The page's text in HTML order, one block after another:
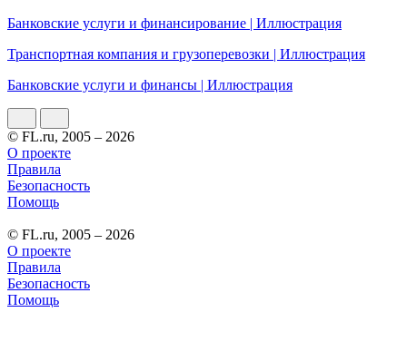
Банковские услуги и финансирование | Иллюстрация
Транспортная компания и грузоперевозки | Иллюстрация
Банковские услуги и финансы | Иллюстрация
© FL.ru, 2005 – 2026
О проекте
Правила
Безопасность
Помощь
© FL.ru, 2005 – 2026
О проекте
Правила
Безопасность
Помощь